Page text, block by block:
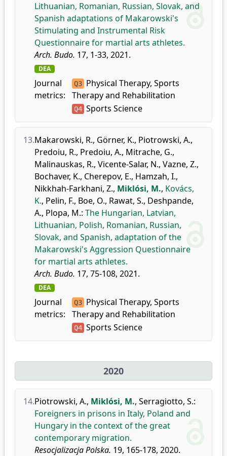
Lithuanian, Romanian, Russian, Slovak, and
Spanish adaptations of Makarowski's
Stimulating and Instrumental Risk
Questionnaire for martial arts athletes.
Arch. Budo. 17, 1-33, 2021.
DEA
Journal
metrics:
Q3 Physical Therapy, Sports
Therapy and Rehabilitation
Q4 Sports Science
13.Makarowski, R., Görner, K., Piotrowski, A.,
Predoiu, R., Predoiu, A., Mitrache, G.,
Malinauskas, R., Vicente-Salar, N., Vazne, Z.,
Bochaver, K., Cherepov, E., Hamzah, I.,
Nikkhah-Farkhani, Z., Miklósi, M., Kovács,
K., Pelin, F., Boe, O., Rawat, S., Deshpande,
A., Plopa, M.: The Hungarian, Latvian,
Lithuanian, Polish, Romanian, Russian,
Slovak, and Spanish, adaptation of the
Makarowski's Aggression Questionnaire
for martial arts athletes.
Arch. Budo. 17, 75-108, 2021.
DEA
Journal
metrics:
Q3 Physical Therapy, Sports
Therapy and Rehabilitation
Q4 Sports Science
2020
14.Piotrowski, A., Miklósi, M., Serragiotto, S.:
Foreigners in prisons in Italy, Poland and
Hungary in the context of the great
contemporary migration.
Resocjalizacja Polska. 19, 165-178, 2020.